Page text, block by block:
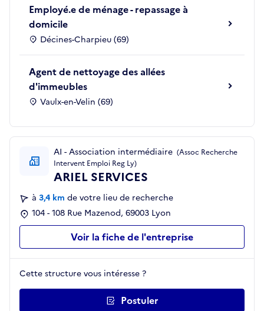
Employé.e de ménage - repassage à
domicile
Décines-Charpieu (69)
Agent de nettoyage des allées
d'immeubles
Vaulx-en-Velin (69)
AI - Association intermédiaire (Assoc Recherche
Intervent Emploi Reg Ly)
ARIEL SERVICES
à 3,4 km de votre lieu de recherche
104 - 108 Rue Mazenod, 69003 Lyon
Voir la fiche de l'entreprise
Cette structure vous intéresse ?
Postuler